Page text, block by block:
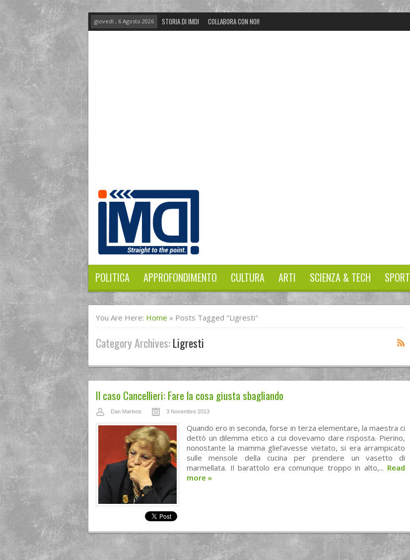
giovedì , 6 Agosto 2026 STORIA DI IMDI COLLABORA CON NOI!
POLITICA APPROFONDIMENTO CULTURA ARTI SCIENZA & TECH SPORT
You Are Here: Home » Posts Tagged "Ligresti"
Category Archives:Ligresti
Il caso Cancellieri: Fare la cosa giusta sbagliando
Dan Marinos 3 Novembre 2013
Quando ero in seconda, forse in terza elementare, la maestra ci
dettò un dilemma etico a cui dovevamo dare risposta. Pierino,
nonostante la mamma gliel’avesse vietato, si era arrampicato
sulle mensole della cucina per prendere un vasetto di
marmellata. Il barattolo era comunque troppo in alto,... Read
more »